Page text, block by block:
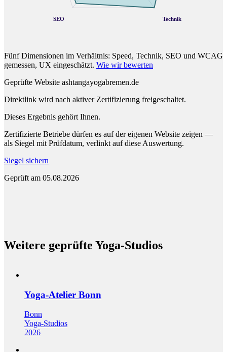
Technik
SEO
Fünf Dimensionen im Verhältnis: Speed, Technik, SEO und WCAG
gemessen, UX eingeschätzt. Wie wir bewerten
Geprüfte Website ashtangayogabremen.de
Direktlink wird nach aktiver Zertifizierung freigeschaltet.
Dieses Ergebnis gehört Ihnen.
Zertifizierte Betriebe dürfen es auf der eigenen Website zeigen —
als Siegel mit Prüfdatum, verlinkt auf diese Auswertung.
Siegel sichern
Geprüft am 05.08.2026
Weitere geprüfte Yoga-Studios
Yoga-Atelier Bonn
Bonn
Yoga-Studios
2026